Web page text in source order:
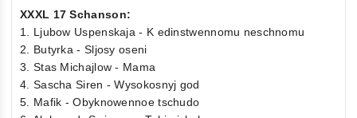
XXXL 17 Schanson:
1. Ljubow Uspenskaja - K edinstwennomu neschnomu
2. Butyrka - Sljosy oseni
3. Stas Michajlow - Mama
4. Sascha Siren - Wysokosnyj god
5. Mafik - Obyknowennoe tschudo